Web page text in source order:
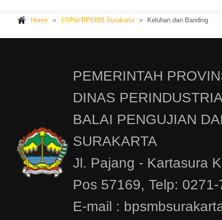
Home LSPro BPSMB Surakarta Keluhan dan Banding
PEMERINTAH
DINAS
BALAI PENGUJIAN
SURAKARTA
Jl. Pajang - Kartasura
Pos 57169, Telp:
E-mail :